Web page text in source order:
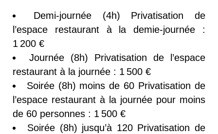
Demi-journée (4h) Privatisation de
l’espace restaurant à la demie-journée :
1 200 €
Journée (8h) Privatisation de l’espace
restaurant à la journée : 1 500 €
Soirée (8h) moins de 60 Privatisation de
l’espace restaurant à la journée pour moins
de 60 personnes : 1 500 €
Soirée (8h) jusqu’à 120 Privatisation de